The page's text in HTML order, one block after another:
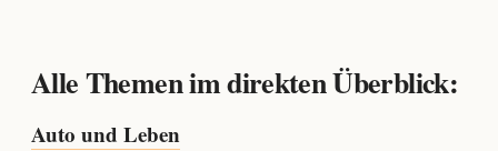
Alle Themen im direkten Überblick:
Auto und Leben